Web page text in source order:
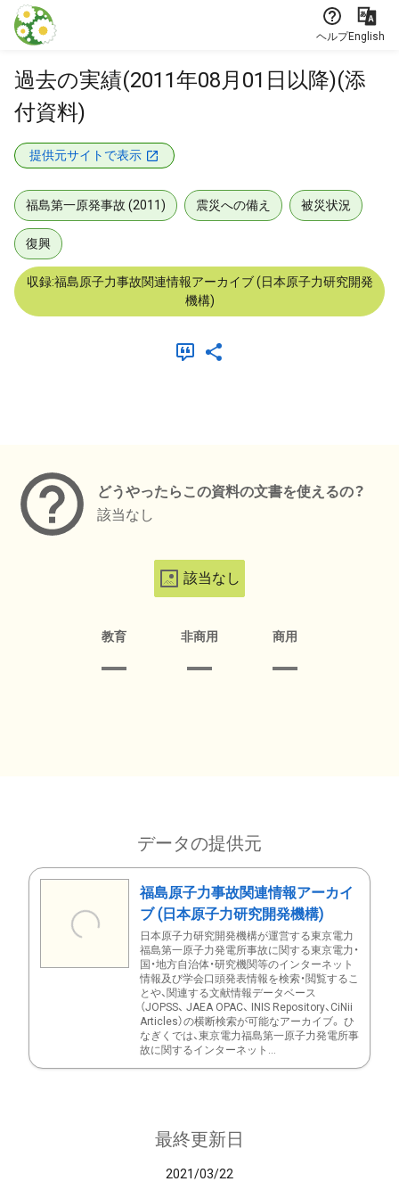
本文に飛ぶ
ヘルプEnglish
過去の実績(2011年08月01日以降)(添
付資料)
提供元サイトで表示
福島第一原発事故 (2011) 震災への備え 被災状況
復興
収録:福島原子力事故関連情報アーカイブ (日本原子力研究開発
機構)
どうやったらこの資料の文書を使えるの？
該当なし
該当なし
教育 非商用 商用
データの提供元
福島原子力事故関連情報アーカイ
ブ (日本原子力研究開発機構)
日本原子力研究開発機構が運営する東京電力
福島第一原子力発電所事故に関する東京電力・
国・地方自治体・研究機関等のインターネット
情報及び学会口頭発表情報を検索・閲覧するこ
とや、関連する文献情報データベース
（JOPSS、 JAEA OPAC、 INIS Repository、CiNii
Articles）の横断検索が可能なアーカイブ。 ひ
なぎくでは、東京電力福島第一原子力発電所事
故に関するインターネット...
最終更新日
2021/03/22